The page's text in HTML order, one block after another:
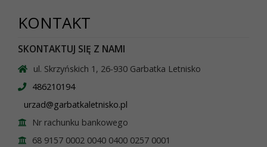
KONTAKT
SKONTAKTUJ SIĘ Z NAMI
ul. Skrzyńskich 1, 26-930 Garbatka Letnisko
486210194
urzad@garbatkaletnisko.pl
Nr rachunku bankowego
68 9157 0002 0040 0400 0257 0001